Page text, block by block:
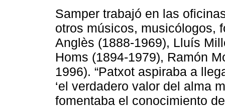
Samper trabajó en las
otros músicos, musicólogos,
Anglès (1888-1969), Lluís
Homs (1894-1979), Ramón
1996). “Patxot aspiraba a
‘el verdadero valor del alma
fomentaba el conocimiento